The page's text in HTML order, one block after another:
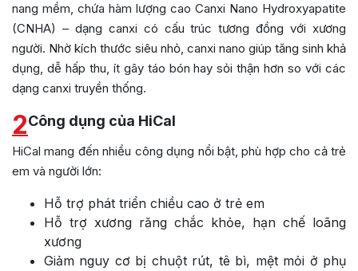
nang mềm, chứa hàm lượng cao Canxi Nano Hydroxyapatite
(CNHA) – dạng canxi có cấu trúc tương đồng với xương
người. Nhờ kích thước siêu nhỏ, canxi nano giúp tăng sinh khả
dụng, dễ hấp thu, ít gây táo bón hay sỏi thận hơn so với các
dạng canxi truyền thống.
2Công dụng của HiCal
HiCal mang đến nhiều công dụng nổi bật, phù hợp cho cả trẻ
em và người lớn:
Hỗ trợ phát triển chiều cao ở trẻ em
Hỗ trợ xương răng chắc khỏe, hạn chế loãng
xương
Giảm nguy cơ bị chuột rút, tê bì, mệt mỏi ở phụ